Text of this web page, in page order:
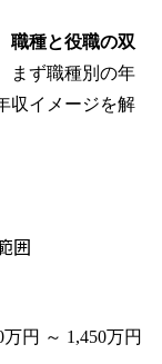
職種と役職の双
まず職種別の年
収イメージを解
囲
万円 ～ 1,450万円